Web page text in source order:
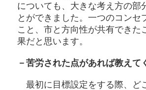
についても、大きな考え方の部
とができました。一つのコンセ
こと、市と方向性が共有できた
果だと思います。
－苦労された点があれば教えて
最初に目標設定をする際、ど